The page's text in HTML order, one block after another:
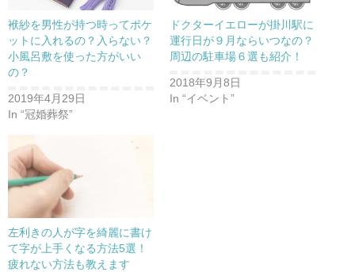
袱紗を男性が持つ時ってポケ
ットに入れるの？入らない？
小風呂敷を使った方がいい
の？
2019年4月29日
In “冠婚葬祭”
ドクターイエローが掛川駅に
運行日が９月ならいつなの？
周辺の駐車場６選も紹介！
2018年9月8日
In “イベント”
左利きの人が字を綺麗に書け
て字が上手くなる方法5選！
疲れない方法も教えます